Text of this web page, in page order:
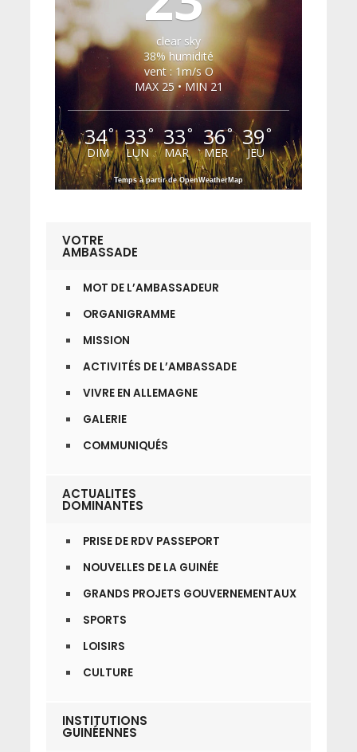
clear sky
38% humidité
vent : 1m/s O
MAX 25 • MIN 21
34°
DIM
33°
LUN
33°
MAR
36°
MER
39°
JEU
Temps à partir de OpenWeatherMap
VOTRE
AMBASSADE
MOT DE L’AMBASSADEUR
ORGANIGRAMME
MISSION
ACTIVITÉS DE L’AMBASSADE
VIVRE EN ALLEMAGNE
GALERIE
COMMUNIQUÉS
ACTUALITES
DOMINANTES
PRISE DE RDV PASSEPORT
NOUVELLES DE LA GUINÉE
GRANDS PROJETS GOUVERNEMENTAUX
SPORTS
LOISIRS
CULTURE
INSTITUTIONS
GUINÉENNES